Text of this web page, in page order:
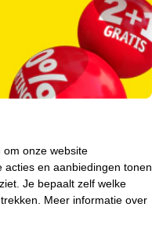
onze website
en aanbiedingen tonen
Je bepaalt zelf welke
Meer informatie over